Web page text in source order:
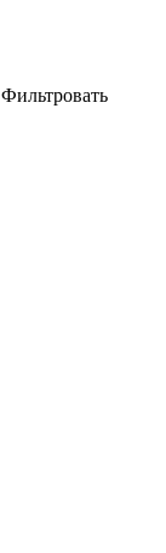
Фильтровать